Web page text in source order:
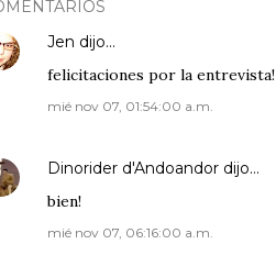
Jen dijo…
felicitaciones por la entrevista!
mié nov 07, 01:54:00 a.m.
Dinorider d'Andoandor dijo…
bien!
mié nov 07, 06:16:00 a.m.